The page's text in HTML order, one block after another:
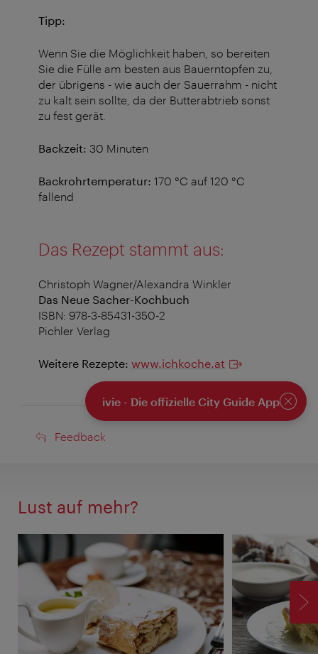
Tipp:
Wenn Sie die Möglichkeit haben, so bereiten
Sie die Fülle am besten aus Bauerntopfen zu,
der übrigens - wie auch der Sauerrahm - nicht
zu kalt sein sollte, da der Butterabtrieb sonst
zu fest gerät.
Backzeit: 30 Minuten
Backrohrtemperatur: 170 °C auf 120 °C
fallend
Das Rezept stammt aus:
Christoph Wagner/Alexandra Winkler
Das Neue Sacher-Kochbuch
ISBN: 978-3-85431-350-2
Pichler Verlag
Weitere Rezepte: www.ichkoche.at
Feedback
Feedback
ivie - Die offizielle City Guide App
Lust auf mehr?